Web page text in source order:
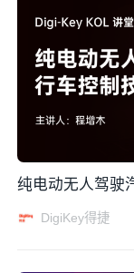
纯电动无人驾驶
DigiKey得捷